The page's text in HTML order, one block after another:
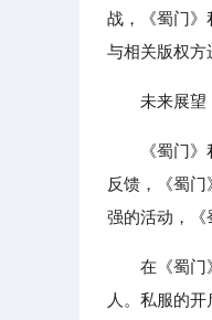
战，《蜀门》
与相关版权方
未来展望
《蜀门
反馈，《蜀
强的活动，《
在《蜀门
人。私服的